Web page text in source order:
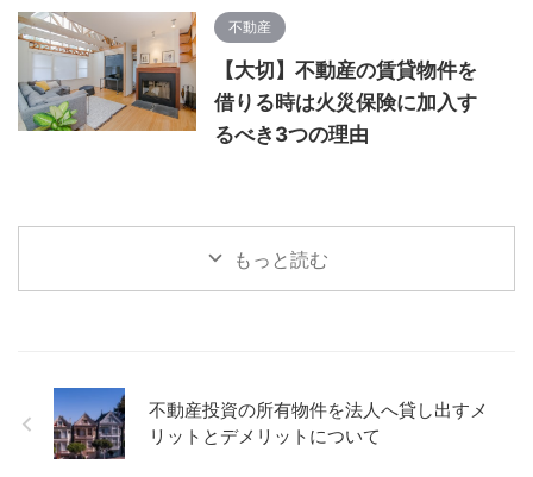
不動産
【大切】不動産の賃貸物件を
借りる時は火災保険に加入す
るべき3つの理由
もっと読む
不動産投資の所有物件を法人へ貸し出すメ
リットとデメリットについて